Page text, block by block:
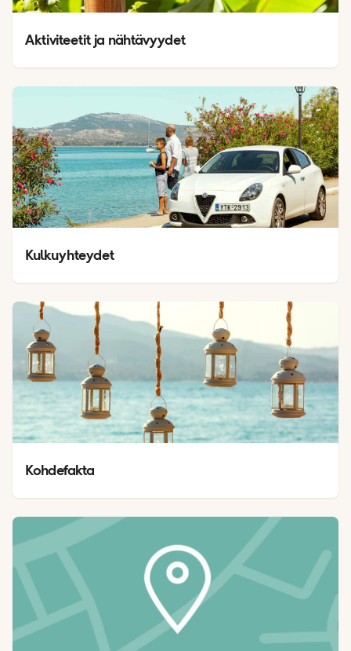
Aktiviteetit ja nähtävyydet
Kulkuyhteydet
Kohdefakta